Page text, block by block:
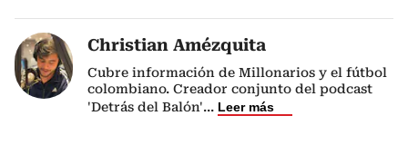
Christian Amézquita
Cubre información de Millonarios y el fútbol
colombiano. Creador conjunto del podcast
'Detrás del Balón'... Leer más